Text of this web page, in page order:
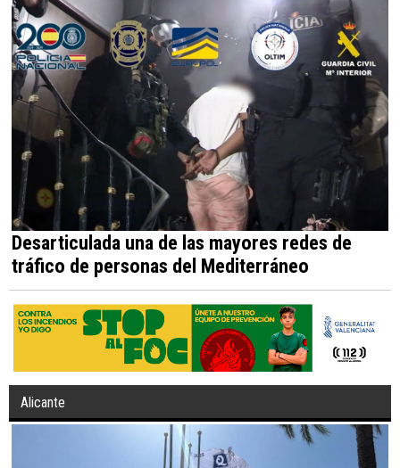
Desarticulada una de las mayores redes de
tráfico de personas del Mediterráneo
Alicante